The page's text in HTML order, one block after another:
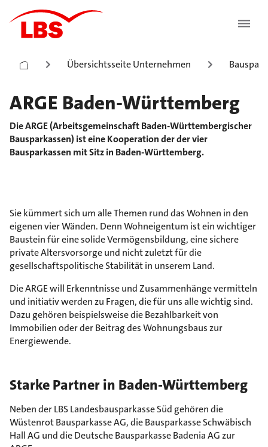
Übersichtsseite Unternehmen
ARGE Baden-Württemberg
Die ARGE (Arbeitsgemeinschaft Baden-Württembergischer
Bausparkassen) ist eine Kooperation der der vier
Bausparkassen mit Sitz in Baden-Württemberg.
Sie kümmert sich um alle Themen rund das Wohnen in den
eigenen vier Wänden. Denn Wohneigentum ist ein wichtiger
Baustein für eine solide Vermögensbildung, eine sichere
private Altersvorsorge und nicht zuletzt für die
gesellschaftspolitische Stabilität in unserem Land.
Die ARGE will Erkenntnisse und Zusammenhänge vermitteln
und initiativ werden zu Fragen, die für uns alle wichtig sind.
Dazu gehören beispielsweise die Bezahlbarkeit von
Immobilien oder der Beitrag des Wohnungsbaus zur
Energiewende.
Starke Partner in Baden-Württemberg
Neben der LBS Landesbausparkasse Süd gehören die
Wüstenrot Bausparkasse AG, die Bausparkasse Schwäbisch
Hall AG und die Deutsche Bausparkasse Badenia AG zur